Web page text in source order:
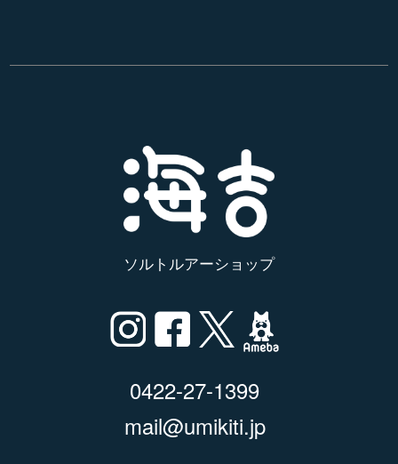
ソルトルアーショップ
0422-27-1399
mail@umikiti.jp